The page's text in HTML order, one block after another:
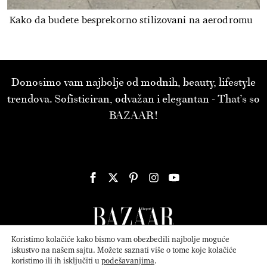
Kako da budete besprekorno stilizovani na aerodromu
Donosimo vam najbolje od modnih, beauty, lifestyle
trendova. Sofisticiran, odvažan i elegantan - That’s so
BAZAAR!
© 2026ATTICA MEDIASerbia, Inc. All Rights Reserved.
Koristimo kolačiće kako bismo vam obezbedili najbolje moguće
iskustvo na našem sajtu. Možete saznati više o tome koje kolačiće
koristimo ili ih isključiti upodešavanjima.